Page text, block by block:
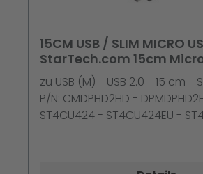
15CM USB / SLIM MICRO
StarTech.com 15cm
Kabel - USB A auf Micr
zu USB (M) - USB 2.0 - 15 cm
P/N: CMDPHD2HD -
ST4CU424 - ST4CU424EU -